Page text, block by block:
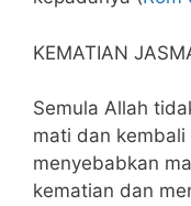
KEMATIAN
Semula Allah
mati dan
menyebabkan
kematian dan